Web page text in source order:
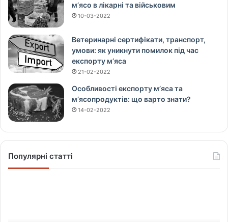
м’ясо в лікарні та військовим
10-03-2022
Ветеринарні сертифікати, транспорт,
умови: як уникнути помилок під час
експорту м’яса
21-02-2022
Особливості експорту м’яса та
м’ясопродуктів: що варто знати?
14-02-2022
Популярні статті